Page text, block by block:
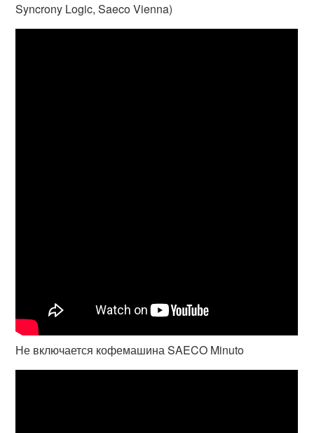
Syncrony Logic, Saeco Vienna)
Не включается кофемашина SAECO Minuto